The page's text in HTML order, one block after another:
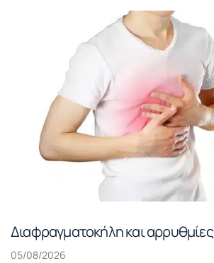
Διαφραγματοκήλη και αρρυθμίες
05/08/2026